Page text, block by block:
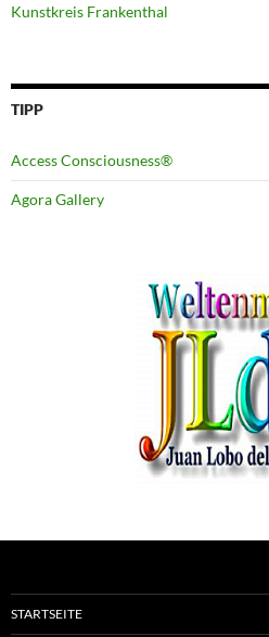
Kunstkreis Frankenthal
TIPP
Access Consciousness®
Agora Gallery
STARTSEITE